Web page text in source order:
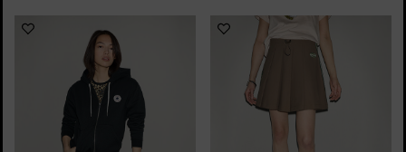
Ajouter
Ajouter
favoris